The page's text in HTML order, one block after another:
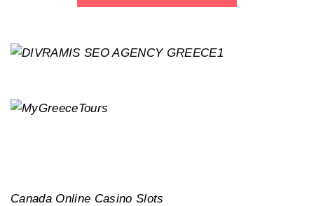
Canada Online Casino Slots